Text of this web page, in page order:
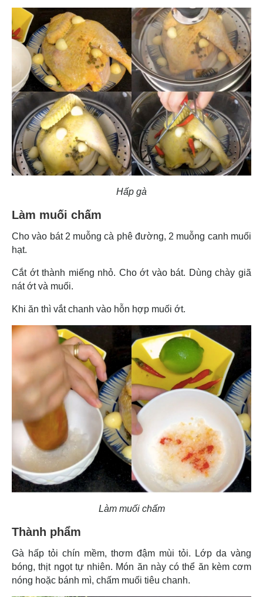
Hấp gà
Làm muối chấm
Cho vào bát 2 muỗng cà phê đường, 2 muỗng canh muối
hạt.
Cắt ớt thành miếng nhỏ. Cho ớt vào bát. Dùng chày giã
nát ớt và muối.
Khi ăn thì vắt chanh vào hỗn hợp muối ớt.
Làm muối chấm
Thành phẩm
Gà hấp tỏi chín mềm, thơm đậm mùi tỏi. Lớp da vàng
bóng, thịt ngọt tự nhiên. Món ăn này có thể ăn kèm cơm
nóng hoặc bánh mì, chấm muối tiêu chanh.